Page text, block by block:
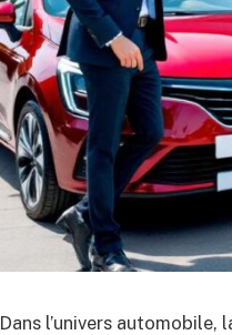
Dans l’univers automobile,